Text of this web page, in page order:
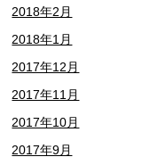
2018年2月
2018年1月
2017年12月
2017年11月
2017年10月
2017年9月